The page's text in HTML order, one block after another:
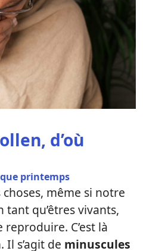
d’où
printemps
même si notre
qu’êtres vivants,
reproduire. C’est là
Il s’agit de minuscules